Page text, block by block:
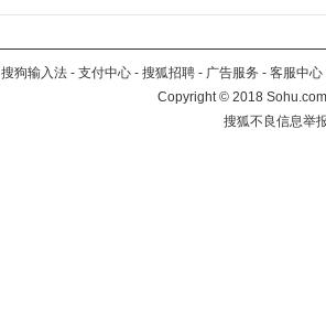
搜狗输入法 - 支付中心 - 搜狐招聘 - 广告服务 - 客服中心
Copyright©2018
搜狐不良信息举